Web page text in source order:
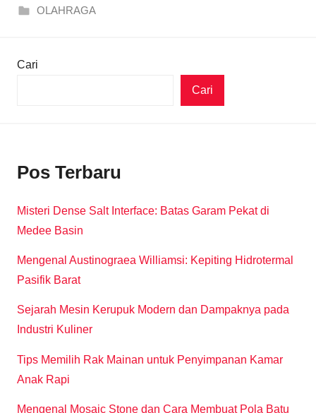
OLAHRAGA
Cari
Cari
Pos Terbaru
Misteri Dense Salt Interface: Batas Garam Pekat di
Medee Basin
Mengenal Austinograea Williamsi: Kepiting Hidrotermal
Pasifik Barat
Sejarah Mesin Kerupuk Modern dan Dampaknya pada
Industri Kuliner
Tips Memilih Rak Mainan untuk Penyimpanan Kamar
Anak Rapi
Mengenal Mosaic Stone dan Cara Membuat Pola Batu